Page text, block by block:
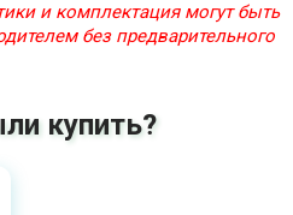
и комплектация могут быть
без предварительного
купить?